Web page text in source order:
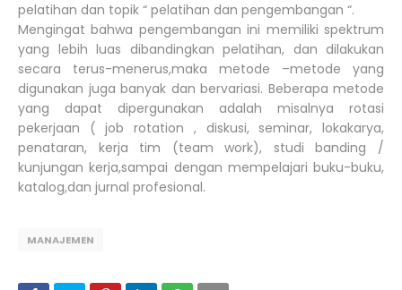
pelatihan dan topik “ pelatihan dan pengembangan “.
Mengingat bahwa pengembangan ini memiliki spektrum
yang lebih luas dibandingkan pelatihan, dan dilakukan
secara terus-menerus,maka metode –metode yang
digunakan juga banyak dan bervariasi. Beberapa metode
yang dapat dipergunakan adalah misalnya rotasi
pekerjaan ( job rotation , diskusi, seminar, lokakarya,
penataran, kerja tim (team work), studi banding /
kunjungan kerja,sampai dengan mempelajari buku-buku,
katalog,dan jurnal profesional.
MANAJEMEN